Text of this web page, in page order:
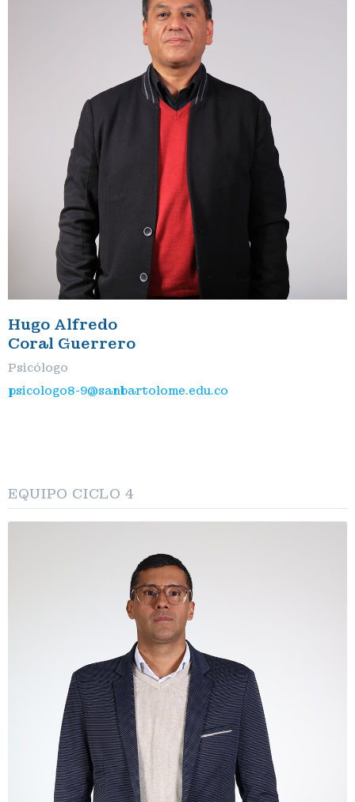
Hugo Alfredo
Coral Guerrero
Psicólogo
psicologo8-9@sanbartolome.edu.co
EQUIPO CICLO 4